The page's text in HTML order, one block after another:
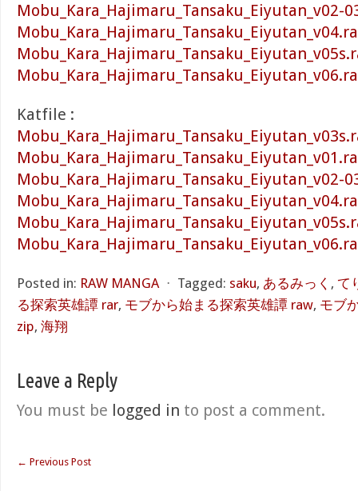
Mobu_Kara_Hajimaru_Tansaku_Eiyutan_v02-
Katfile :
Mobu_Kara_Hajimaru_Tansaku_Eiyutan_v02-
Posted in: RAW MANGA ⋅ Tagged: saku, あるみっく , て
る探索英雄譚 rar, モブから始まる探索英雄譚 raw, モブ
zip, 海翔
Leave a Reply
You must be logged in to post a comment.
← Previous Post